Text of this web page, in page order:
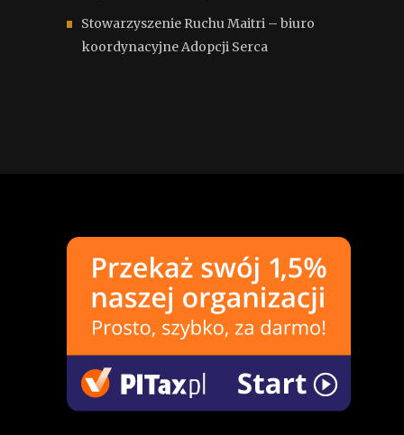
Stowarzyszenie Ruchu Maitri – biuro
koordynacyjne Adopcji Serca